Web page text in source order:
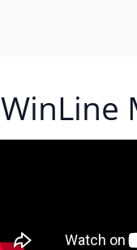
WinLine